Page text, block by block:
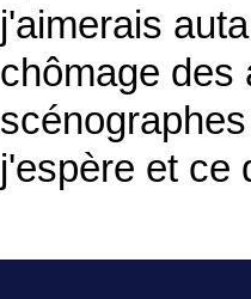
j'aimerais
chômage des
j'espère et ce